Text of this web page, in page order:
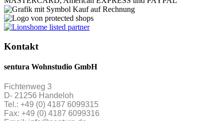
Kontakt
sentura Wohnstudio GmbH
Fichtenweg 3
D- 21256 Handeloh
Tel.: +49 (0) 4187 6099315
Fax: +49 (0) 4187 6099316